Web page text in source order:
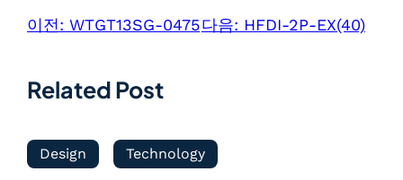
이전: WTGT13SG-0475다음: HFDI-2P-EX(40)
Related Post
Design Technology